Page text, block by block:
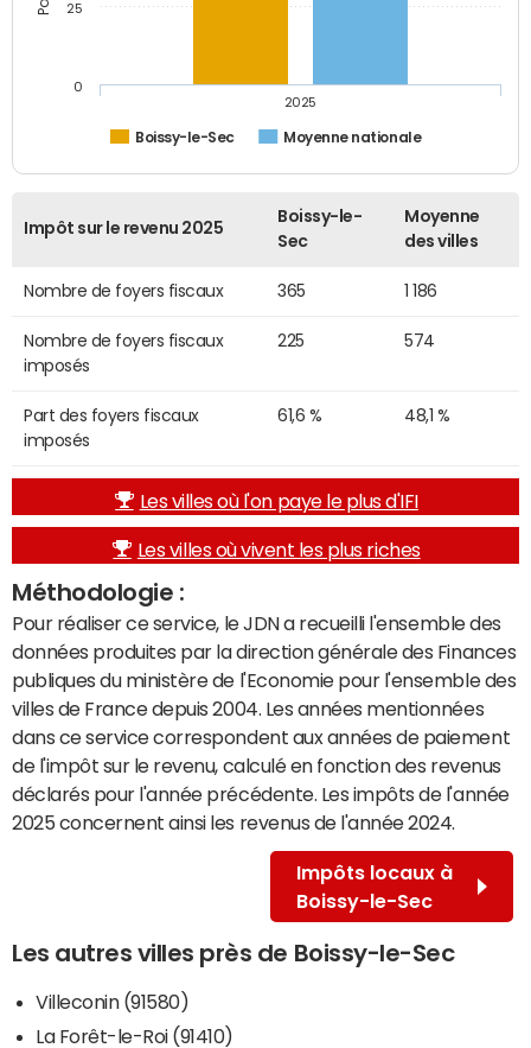
Boissy-le-Sec Moyenne nationale
2025
0
25
Impôt sur le revenu 2025
Boissy-le-
Sec
Moyenne
des villes
Nombre de foyers fiscaux 365 1 186
Nombre de foyers fiscaux
imposés
225 574
Part des foyers fiscaux
imposés
61,6 % 48,1 %
Les villes où l'on paye le plus d'IFI
Les villes où vivent les plus riches
Méthodologie :
Pour réaliser ce service, le JDN a recueilli l'ensemble des
données produites par la direction générale des Finances
publiques du ministère de l'Economie pour l'ensemble des
villes de France depuis 2004. Les années mentionnées
dans ce service correspondent aux années de paiement
de l'impôt sur le revenu, calculé en fonction des revenus
déclarés pour l'année précédente. Les impôts de l'année
2025 concernent ainsi les revenus de l'année 2024.
Impôts locaux à
Boissy-le-Sec
Les autres villes près de Boissy-le-Sec
Villeconin (91580)
La Forêt-le-Roi (91410)